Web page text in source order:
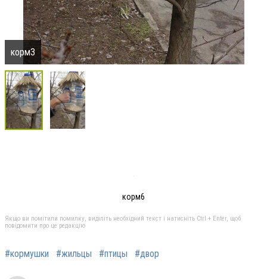
корм3
корм6
Якщо ви помітили помилку, виділіть необхідний текст і натисніть Ctrl + Enter, щоб
повідомити про це редакцію
#кормушки #жильцы #птицы #двор